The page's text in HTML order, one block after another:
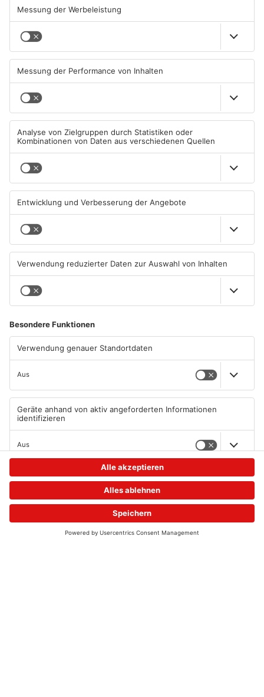
ASCHAFFENBURG
30.07.2026, 16:38 UHR IN KREIS
ASCHAFFENBURG